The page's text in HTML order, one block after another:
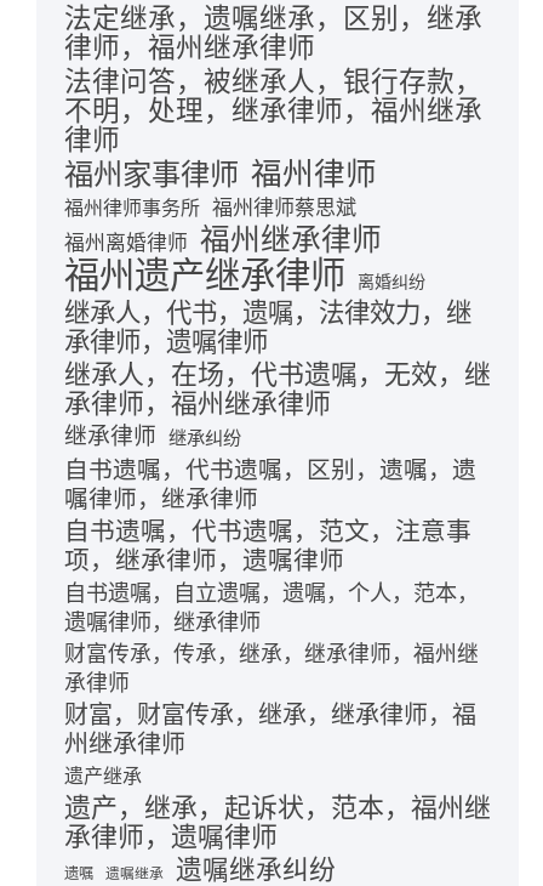
法定继承，遗嘱继承，区别，继承
律师，福州继承律师
法律问答，被继承人，银行存款，
不明，处理，继承律师，福州继承
律师
福州家事律师 福州律师
福州律师事务所 福州律师蔡思斌
福州离婚律师 福州继承律师
福州遗产继承律师 离婚纠纷
继承人，代书，遗嘱，法律效力，继
承律师，遗嘱律师
继承人，在场，代书遗嘱，无效，继
承律师，福州继承律师
继承律师 继承纠纷
自书遗嘱，代书遗嘱，区别，遗嘱，遗
嘱律师，继承律师
自书遗嘱，代书遗嘱，范文，注意事
项，继承律师，遗嘱律师
自书遗嘱，自立遗嘱，遗嘱，个人，范本，
遗嘱律师，继承律师
财富传承，传承，继承，继承律师，福州继
承律师
财富，财富传承，继承，继承律师，福
州继承律师
遗产继承
遗产，继承，起诉状，范本，福州继
承律师，遗嘱律师
遗嘱 遗嘱继承 遗嘱继承纠纷